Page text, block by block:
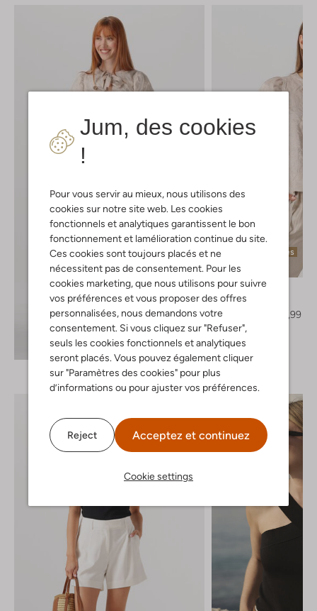
Jum, des cookies
!
Pour vous servir au mieux, nous utilisons des
cookies sur notre site web. Les cookies
fonctionnels et analytiques garantissent le bon
fonctionnement et lamélioration continue du site.
Ces cookies sont toujours placés et ne
nécessitent pas de consentement. Pour les
cookies marketing, que nous utilisons pour suivre
vos préférences et vous proposer des offres
personnalisées, nous demandons votre
consentement. Si vous cliquez sur "Refuser",
seuls les cookies fonctionnels et analytiques
seront placés. Vous pouvez également cliquer
sur "Paramètres des cookies" pour plus
d’informations ou pour ajuster vos préférences.
Reject Acceptez et continuez
Cookie settings
Découvrez le look
Dernières pièces
-60%
Summum
Blouse
€ 55,99